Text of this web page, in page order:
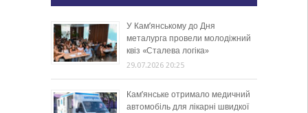
У Кам’янському до Дня
металурга провели молодіжний
квіз «Сталева логіка»
29.07.2026 20:25
Кам’янське отримало медичний
автомобіль для лікарні швидкої